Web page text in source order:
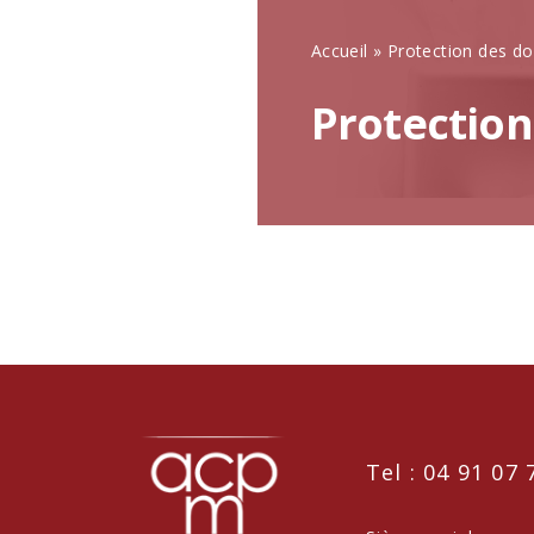
Accueil » Protection des
Tel : 04 91 07